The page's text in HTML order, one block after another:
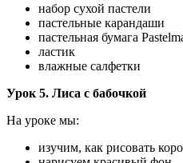
набор сухой пастели
пастельные карандаши
пастельная бумага
ластик
влажные салфетки
Урок 5. Лиса с бабочкой
На уроке мы:
изучим, как рисовать